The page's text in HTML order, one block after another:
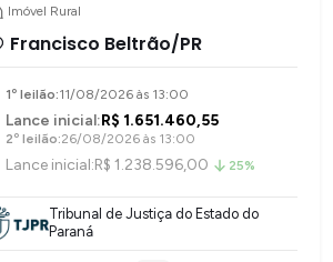
Imóvel Rural
Francisco Beltrão/PR
1º leilão:11/08/2026 às 13:00
Lance inicial:R$ 1.651.460,55
2º leilão:26/08/2026 às 13:00
Lance inicial:R$ 1.238.596,00 25%
Tribunal de Justiça do Estado do
Paraná